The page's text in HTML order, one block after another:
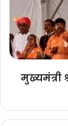
में
4
लाख
30
पट्टों
वितरण
का
मुख्यमंत्री